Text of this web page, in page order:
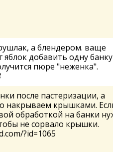
а блендером. ваще
яблок добавить одну банку
пюре "неженка".
после пастеризации, а
накрываем крышками.
обработкой на банки
не сорвало крышки.
?id=1065